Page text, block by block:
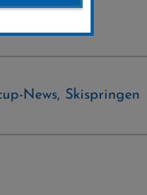
News, Skispringen